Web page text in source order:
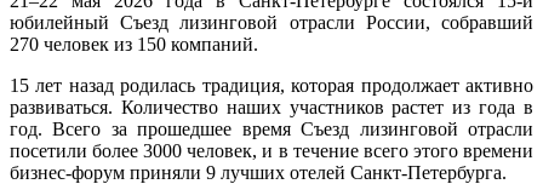
юбилейный Съезд лизинговой отрасли России, собравший
270 человек из 150 компаний.
15 лет назад родилась традиция, которая продолжает активно
развиваться. Количество наших участников растет из года в
год. Всего за прошедшее время Съезд лизинговой отрасли
посетили более 3000 человек, и в течение всего этого времени
бизнес-форум приняли 9 лучших отелей Санкт-Петербурга.